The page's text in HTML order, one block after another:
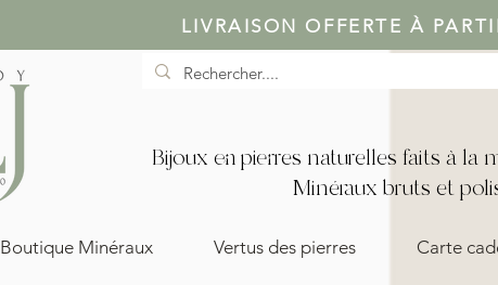
LIVRAISON OFFERTE À
Bijoux en pierres naturelles faits à la
Minéraux bruts et
Boutique Minéraux Vertus des pierres Carte